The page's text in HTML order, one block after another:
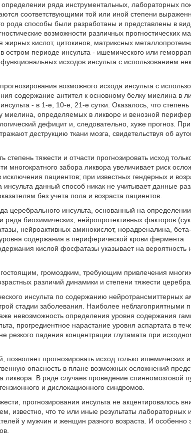
ряда инструментальных, лабораторных
соответствующими той или иной степени
рода способы были разработаны и представлены в
возможности различных прогностических
кислот, цитокинов, матриксных
остром периоде инсульта - ишемического или
исходов инсульта с использованием
возможного исхода инсульта с
содержание антител к основному белку миелина в
- в 1-е, 10-е, 21-е сутки. Оказалось, что степень
миелина, определяемых в ликворе и венозной
дефицит и, следовательно, хуже прогноз.
деструкцию ткани мозга, свидетельствуя об
тяжести и отчасти прогнозировать исход
многократного забора ликвора увеличивает риск
пациентов; при известных гендерных и
данный способ никак не учитывает данные
без учета пола и возраста пациентов.
церебрального инсульта, основанный на
биохимических, нейропротективных факторов
нейроактивных аминокислот, норадреналина,
содержания в периферической крови фермента
кислой фосфатазы указывает на вероятность
громоздким, требующим привлечения
различий динамики и степени тяжести
инсульта по содержанию нейротрансмиттерных
стадии заболевания. Наиболее неблагоприятными
невозможность определения уровня содержания
прогредиентное нарастание уровня аспартата в
резкого падения концентрации глутамата при
прогнозировать исход только ишемических
опасность в плане возможных осложнений
В ряде случаев проведение спинномозговой
и дислокационного синдромов.
прогнозирования инсульта не акцентировалось
известно, что те или иные результаты
у мужчин и женщин разного возраста. И особенно